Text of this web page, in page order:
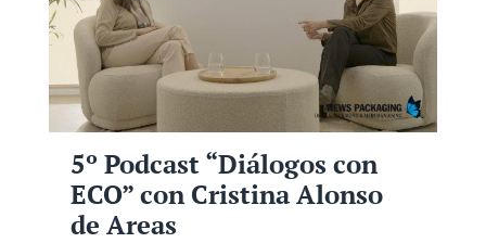
5º Podcast “Diálogos con
ECO” con Cristina Alonso
de Areas